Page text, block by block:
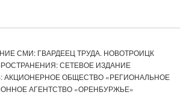
СМИ: ГВАРДЕЕЦ ТРУДА. НОВОТРОИЦК
СЕТЕВОЕ ИЗДАНИЕ
АКЦИОНЕРНОЕ ОБЩЕСТВО «РЕГИОНАЛЬНОЕ
АГЕНТСТВО «ОРЕНБУРЖЬЕ»